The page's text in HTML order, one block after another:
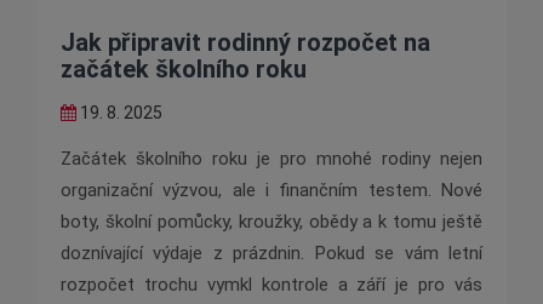
Jak připravit rodinný rozpočet na
začátek školního roku
19. 8. 2025
Začátek školního roku je pro mnohé rodiny nejen
organizační výzvou, ale i finančním testem. Nové
boty, školní pomůcky, kroužky, obědy a k tomu ještě
doznívající výdaje z prázdnin. Pokud se vám letní
rozpočet trochu vymkl kontrole a září je pro vás